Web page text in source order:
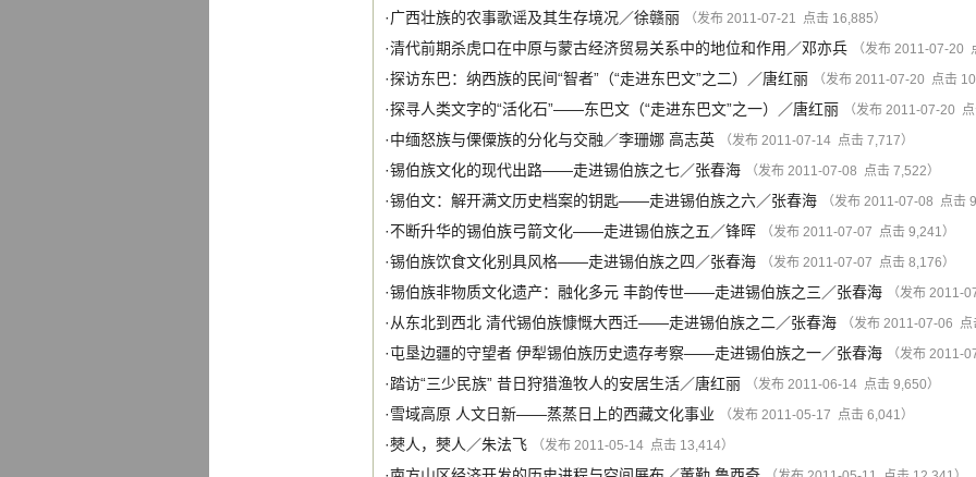
·广西壮族的农事歌谣及其生存境况 ／徐赣丽 （发布 2011-07-21 点击 16,885）
·清代前期杀虎口在中原与蒙古经济贸易关系中的地位和作用 ／邓亦兵 （发布 2011-07-20
·探访东巴：纳西族的民间“智者”（“走进东巴文”之二） ／唐红丽 （发布 2011-07-20 点击
·探寻人类文字的“活化石”——东巴文（“走进东巴文”之一） ／唐红丽 （发布 2011-07-20
·中缅怒族与傈僳族的分化与交融 ／李珊娜 高志英 （发布 2011-07-14 点击 7,717）
·锡伯族文化的现代出路——走进锡伯族之七／张春海 （发布 2011-07-08 点击 7,522）
·锡伯文：解开满文历史档案的钥匙——走进锡伯族之六／张春海 （发布 2011-07-08 点击
·不断升华的锡伯族弓箭文化——走进锡伯族之五 ／锋晖 （发布 2011-07-07 点击 9,241）
·锡伯族饮食文化别具风格——走进锡伯族之四 ／张春海 （发布 2011-07-07 点击 8,176）
·锡伯族非物质文化遗产：融化多元 丰韵传世——走进锡伯族之三 ／张春海 （发布 2011-
· 从东北到西北 清代锡伯族慷慨大西迁——走进锡伯族之二 ／张春海 （发布 2011-07-06
·屯垦边疆的守望者 伊犁锡伯族历史遗存考察——走进锡伯族之一／张春海 （发布 2011-
·踏访“三少民族” 昔日狩猎渔牧人的安居生活／唐红丽 （发布 2011-06-14 点击 9,650）
·雪域高原 人文日新——蒸蒸日上的西藏文化事业 （发布 2011-05-17 点击 6,041）
·僰人，僰人 ／朱法飞 （发布 2011-05-14 点击 13,414）